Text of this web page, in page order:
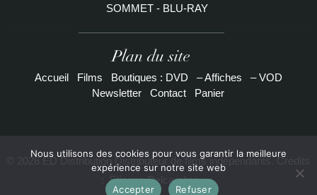
SOMMET - BLU-RAY
Plan du site
Accueil Films Boutiques : DVD – Affiches
– VOD
Newsletter
Contact Panier
© 2026 ED Distribution Distributeur de films indépendants. Crédits
Etienne Delcambre
Nous utilisons des cookies pour vous garantir la meilleure
expérience sur notre site web
Accepter
Refuser